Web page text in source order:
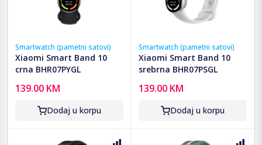
Smartwatch (pametni satovi)
Xiaomi Smart Band 10
crna BHR07PYGL
139.00 KM
Dodaj u korpu
Smartwatch (pametni satovi)
Xiaomi Smart Band 10
srebrna BHR07PSGL
139.00 KM
Dodaj u korpu